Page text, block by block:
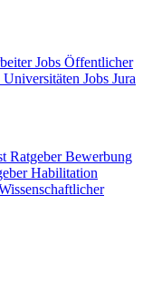
Jobs Öffentlicher
Universitäten Jobs Jura
Ratgeber Bewerbung
Habilitation